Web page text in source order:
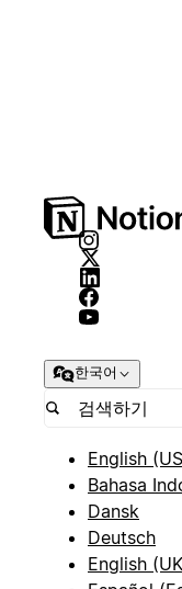
한국어
English
Bahasa
Dansk
Deutsch
English